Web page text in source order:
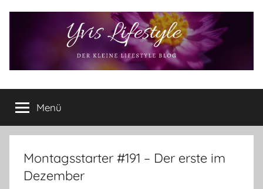
Yvis
Lifestyle
Lifestyle
Blog
–
Lifestyle,
Rezensionen,
Produkttests
Menü
Montagsstarter #191 – Der erste im
Dezember